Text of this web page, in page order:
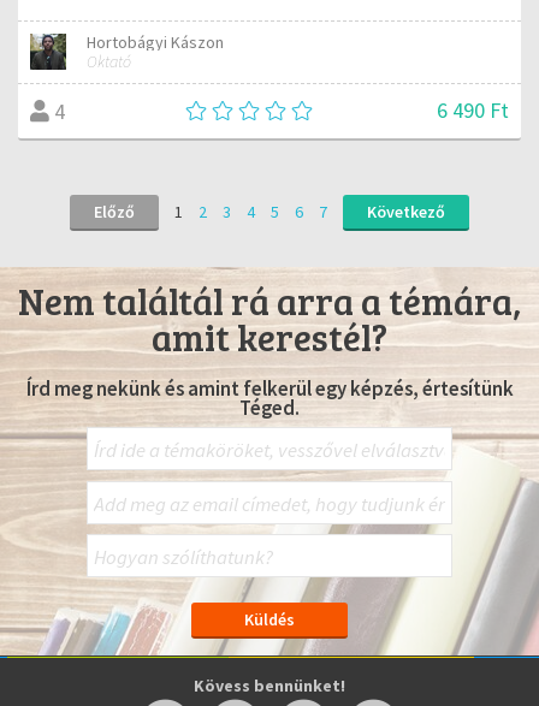
Hortobágyi Kászon
Oktató
4 6 490 Ft
Előző 1 2 3 4 5 6 7 Következő
Nem találtál rá arra a témára,
amit kerestél?
Írd meg nekünk és amint felkerül egy képzés, értesítünk
Téged.
Kövess bennünket!